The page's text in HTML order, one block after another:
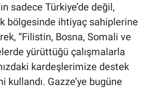
sadece Türkiye’de değil,
bölgesinde ihtiyaç sahiplerine
“Filistin, Bosna, Somali ve
yürüttüğü çalışmalarla
kardeşlerimize destek
kullandı. Gazze’ye bugüne